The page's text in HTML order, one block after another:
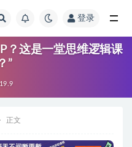
登录
？这是一堂思维逻辑课
”
19.9
正文